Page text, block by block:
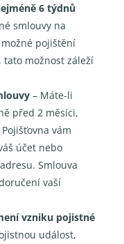
6 týdnů
smlouvy na
pojištění
možnost záleží
– Máte-li
před 2 měsíci,
vám
účet nebo
Smlouva
vaší
vzniku pojistné
událost,